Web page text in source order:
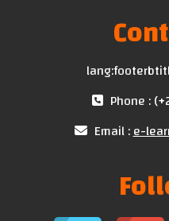
Phone :
Email :e-